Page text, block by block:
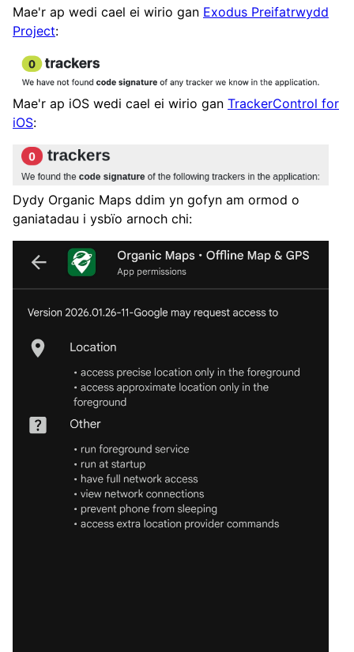
Mae'r ap wedi cael ei wirio gan Exodus Preifatrwydd
Project:
Mae'r ap iOS wedi cael ei wirio gan TrackerControl for
iOS:
Dydy Organic Maps ddim yn gofyn am ormod o
ganiatadau i ysbïo arnoch chi: